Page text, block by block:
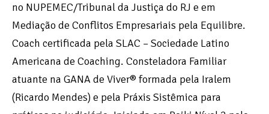
no NUPEMEC/Tribunal da Justiça do RJ e em
Mediação de Conflitos Empresariais pela Equilibre.
Coach certificada pela SLAC – Sociedade Latino
Americana de Coaching. Consteladora Familiar
atuante na GANA de Viver® formada pela Iralem
(Ricardo Mendes) e pela Práxis Sistêmica para